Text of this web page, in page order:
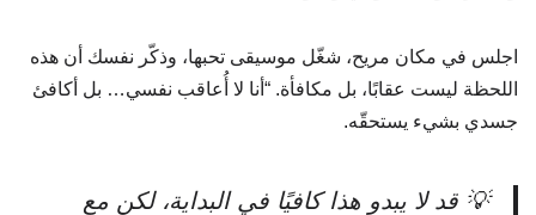
اجلس في مكان مريح، شغّل موسيقى تحبها، وذكّر نفسك أن هذه
اللحظة ليست عقابًا، بل مكافأة. “أنا لا أُعاقب نفسي… بل أكافئ
جسدي بشيء يستحقّه.
💡 قد لا يبدو هذا كافيًا في البداية، لكن مع